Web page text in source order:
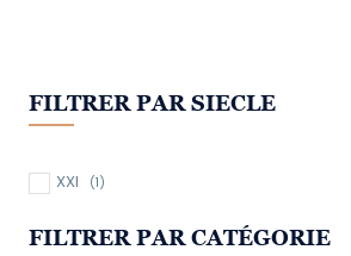
FILTRER PAR SIECLE
XXI (1)
FILTRER PAR CATÉGORIE